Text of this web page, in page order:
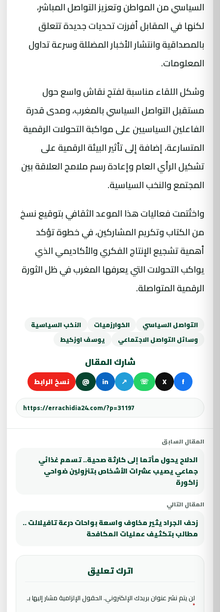
السياسي من المواطن وتعزيز التواصل المباشر،
لكنها في المقابل أفرزت تحديات جديدة تتعلق
بالمصداقية وانتشار الأخبار المضللة وسرعة تداول
المعلومات.
وشكل اللقاء مناسبة لفتح نقاش واسع حول
مستقبل التواصل السياسي بالمغرب، ومدى قدرة
الفاعلين السياسيين على مواكبة التحولات الرقمية
المتسارعة، إضافة إلى تأثير البيئة الرقمية على
تشكيل الرأي العام وإعادة رسم ملامح العلاقة بين
المجتمع والنخب السياسية.
واختُتمت فعاليات هذا الموعد الثقافي بتوقيع نسخ
من الكتاب وتكريم المشاركين، في خطوة تؤكد
أهمية تشجيع الإنتاج الفكري والأكاديمي الذي
يواكب التحولات التي يعرفها المغرب في ظل الثورة
الرقمية المتواصلة.
التواصل السياسي الخوارزميات
النخب السياسية
وسائل التواصل الاجتماعي
يوسف اوزكيط
شارك المقال
f
X
☏
↗
in
@ نسخ الرابط
المقال السابق
الدلاح يحول مأتما إلى كارثة صحية.. تسمم غذائي
جماعي يصيب عشرات الأشخاص بتنزولين ضواحي
زاكورة
المقال التالي
زحف الجراد يثير مخاوف واسعة بواحات درعة تافيلالت ..
مطالب بتكثيف عمليات المكافحة
اترك تعليق
لن يتم نشر عنوان بريدك الإلكتروني.الحقول الإلزامية مشار إليها بـ
*